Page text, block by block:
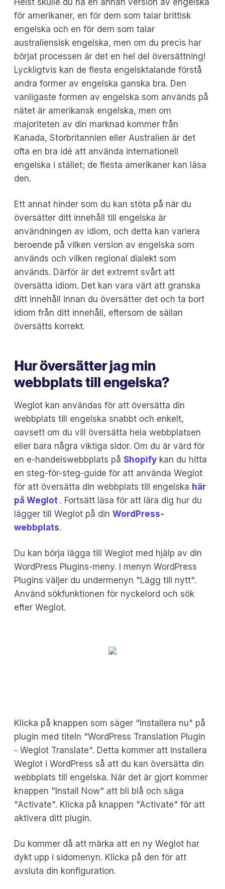
för amerikaner, en för dem som talar brittisk
engelska och en för dem som talar
australiensisk engelska, men om du precis har
börjat processen är det en hel del översättning!
Lyckligtvis kan de flesta engelsktalande förstå
andra former av engelska ganska bra. Den
vanligaste formen av engelska som används på
nätet är amerikansk engelska, men om
majoriteten av din marknad kommer från
Kanada, Storbritannien eller Australien är det
ofta en bra idé att använda internationell
engelska i stället; de flesta amerikaner kan läsa
den.
Ett annat hinder som du kan stöta på när du
översätter ditt innehåll till engelska är
användningen av idiom, och detta kan variera
beroende på vilken version av engelska som
används och vilken regional dialekt som
används. Därför är det extremt svårt att
översätta idiom. Det kan vara värt att granska
ditt innehåll innan du översätter det och ta bort
idiom från ditt innehåll, eftersom de sällan
översätts korrekt.
Hur översätter jag min
webbplats till engelska?
Weglot kan användas för att översätta din
webbplats till engelska snabbt och enkelt,
oavsett om du vill översätta hela webbplatsen
eller bara några viktiga sidor. Om du är värd för
en e-handelswebbplats på Shopify kan du hitta
en steg-för-steg-guide för att använda Weglot
för att översätta din webbplats till engelska här
på Weglot . Fortsätt läsa för att lära dig hur du
lägger till Weglot på din WordPress-
webbplats.
Du kan börja lägga till Weglot med hjälp av din
WordPress Plugins-meny. I menyn WordPress
Plugins väljer du undermenyn "Lägg till nytt".
Använd sökfunktionen för nyckelord och sök
efter Weglot.
Klicka på knappen som säger "Installera nu" på
plugin med titeln "WordPress Translation Plugin
- Weglot Translate". Detta kommer att installera
Weglot i WordPress så att du kan översätta din
webbplats till engelska. När det är gjort kommer
knappen "Install Now" att bli blå och säga
"Activate". Klicka på knappen "Activate" för att
aktivera ditt plugin.
Du kommer då att märka att en ny Weglot har
dykt upp i sidomenyn. Klicka på den för att
avsluta din konfiguration.